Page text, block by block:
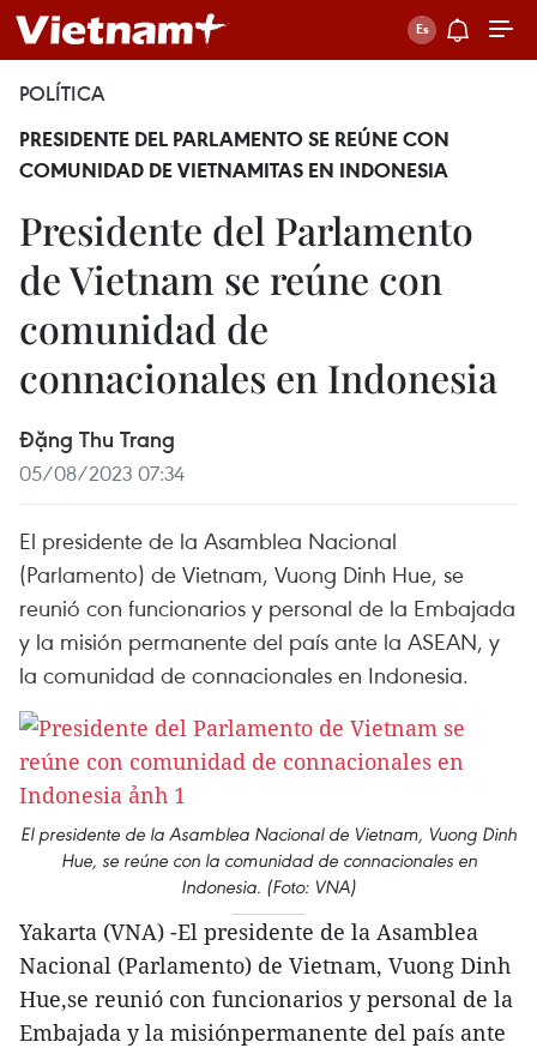
POLÍTICA
PRESIDENTE DEL PARLAMENTO SE REÚNE CON
COMUNIDAD DE VIETNAMITAS EN INDONESIA
Presidente del Parlamento
de Vietnam se reúne con
comunidad de
connacionales en Indonesia
Đặng Thu Trang
05/08/2023 07:34
El presidente de la Asamblea Nacional
(Parlamento) de Vietnam, Vuong Dinh Hue, se
reunió con funcionarios y personal de la Embajada
y la misión permanente del país ante la ASEAN, y
la comunidad de connacionales en Indonesia.
El presidente de la Asamblea Nacional de Vietnam, Vuong Dinh
Hue, se reúne con la comunidad de connacionales en
Indonesia. (Foto: VNA)
Yakarta (VNA) -El presidente de la Asamblea
Nacional (Parlamento) de Vietnam, Vuong Dinh
Hue,se reunió con funcionarios y personal de la
Embajada y la misiónpermanente del país ante